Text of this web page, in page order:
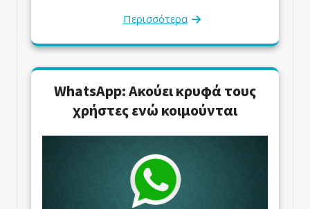
Περισσότερα
WhatsApp: Ακούει κρυφά τους
χρήστες ενώ κοιμούνται